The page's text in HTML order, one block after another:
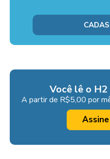
Você lê o
A partir de R$5,00 por